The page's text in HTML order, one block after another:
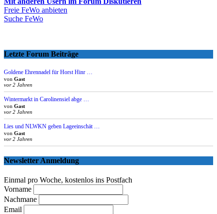
Freie FeWo anbieten
Suche FeWo
Letzte Forum Beiträge
Goldene Ehrennadel für Horst Hinr …
von Gast
vor 2 Jahren
Wintermarkt in Carolinensiel abge …
von Gast
vor 2 Jahren
Lies und NLWKN geben Lageeinschät …
von Gast
vor 2 Jahren
Newsletter Anmeldung
Einmal pro Woche, kostenlos ins Postfach
Vorname
Nachmane
Email